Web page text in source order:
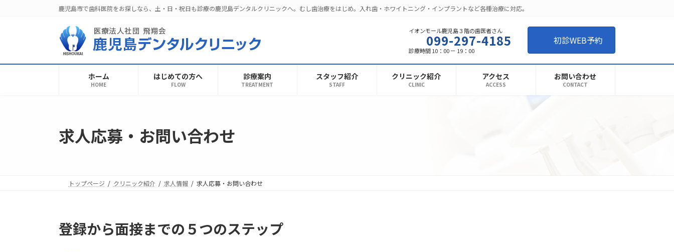
へ
ョ
鹿児島市で歯科医院をお探しなら、土・日・祝日も診療の鹿児島デンタルクリニックへ。むし歯治療をはじめ。入れ歯・ホワイトニング・インプラントなど各種治療に対応。
イオンモール鹿児島３階の歯医者さん
099-297-4185
診療時間 10：00 － 19：00
初診WEB予約
ホーム
HOME
はじめての方へ
FLOW
診療案内
TREATMENT
スタッフ紹介
STAFF
クリニック紹介
CLINIC
アクセス
ACCESS
お問い合わせ
CONTACT
求人応募・お問い合わせ
トップページ クリニック紹介 求人情報 求人応募・お問い合わせ
登録から面接までの５つのステップ